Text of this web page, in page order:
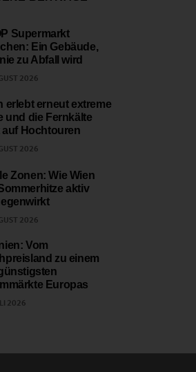
Supermarkt
Ein Gebäude,
zu Abfall wird
2026
erlebt erneut extreme
und die Fernkälte
auf Hochtouren
2026
Zonen: Wie Wien
aktiv
2026
Vom
zu einem
Europas
2026